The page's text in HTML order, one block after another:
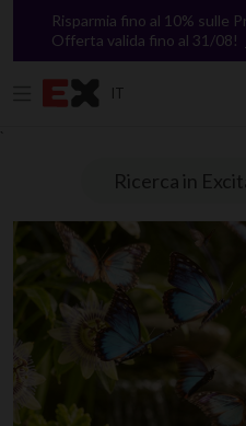
`
Risparmia fino al 10% sulle
Offerta valida fino al 31/08!
IT
Ricerca in